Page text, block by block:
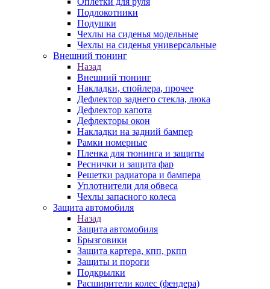
Подлокотники
Подушки
Чехлы на сиденья модельные
Чехлы на сиденья универсальные
Внешний тюнинг
Назад
Внешний тюнинг
Накладки, спойлера, прочее
Дефлектор заднего стекла, люка
Дефлектор капота
Дефлекторы окон
Накладки на задний бампер
Рамки номерные
Пленка для тюнинга и защиты
Реснички и защита фар
Решетки радиатора и бампера
Уплотнители для обвеса
Чехлы запасного колеса
Защита автомобиля
Назад
Защита автомобиля
Брызговики
Защита картера, кпп, ркпп
Защиты и пороги
Подкрылки
Расширители колес (фендера)